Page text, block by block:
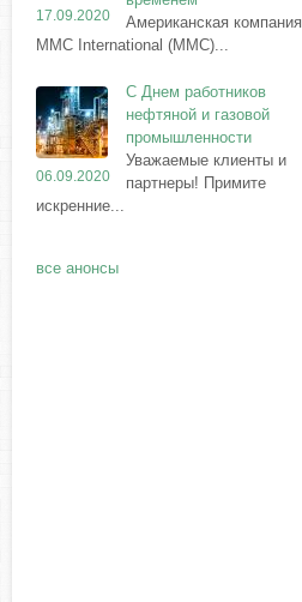
17.09.2020
Американская компания
MMC International (MMC)...
06.09.2020
С Днем работников
нефтяной и газовой
промышленности
Уважаемые клиенты и
партнеры! Примите
искренние...
все анонсы